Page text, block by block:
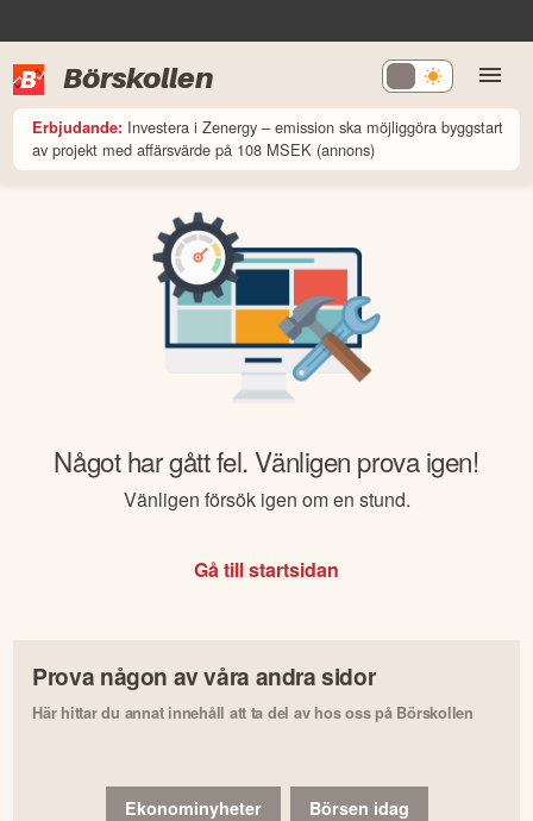
Börskollen
Erbjudande: Investera i Zenergy – emission ska möjliggöra byggstart
av projekt med affärsvärde på 108 MSEK (annons)
Något har gått fel. Vänligen prova igen!
Vänligen försök igen om en stund.
Gå till startsidan
Prova någon av våra andra sidor
Här hittar du annat innehåll att ta del av hos oss på Börskollen
Ekonominyheter Börsen idag